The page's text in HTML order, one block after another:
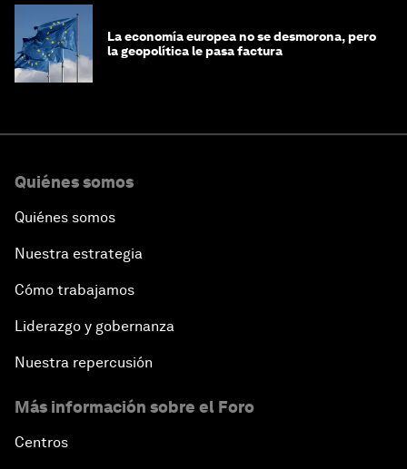
La economía europea no se desmorona, pero
la geopolítica le pasa factura
Quiénes somos
Quiénes somos
Nuestra estrategia
Cómo trabajamos
Liderazgo y gobernanza
Nuestra repercusión
Más información sobre el Foro
Centros